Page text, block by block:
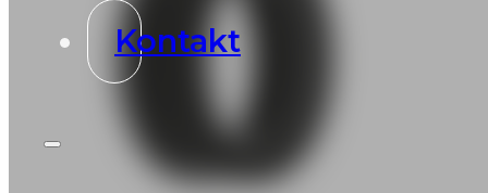
Kontakt